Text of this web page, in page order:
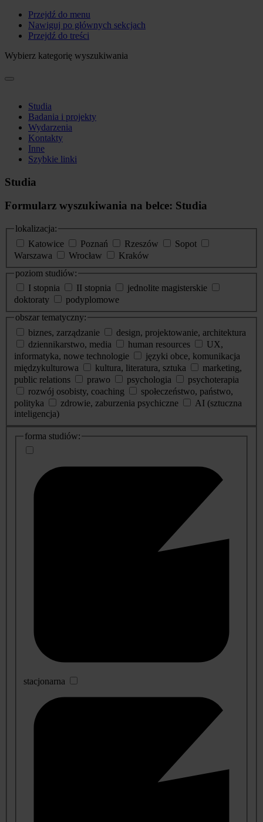
Przejdź do menu
Nawiguj po głównych sekcjach
Przejdź do treści
Wybierz kategorię wyszukiwania
Studia
Badania i projekty
Wydarzenia
Kontakty
Inne
Szybkie linki
Studia
Formularz wyszukiwania na belce: Studia
lokalizacja:
Katowice
Poznań Rzeszów
Sopot
Warszawa
Wrocław
Kraków
poziom studiów:
I stopnia
II stopnia
jednolite magisterskie
doktoraty
podyplomowe
obszar tematyczny:
biznes, zarządzanie
design, projektowanie, architektura
dziennikarstwo, media
human resources
UX,
informatyka, nowe technologie
języki obce, komunikacja
międzykulturowa
kultura, literatura, sztuka
marketing,
public relations
prawo psychologia
psychoterapia
rozwój osobisty, coaching
społeczeństwo, państwo,
polityka
zdrowie, zaburzenia psychiczne
AI (sztuczna
inteligencja)
dodatkowe
informacje
forma studiów:
stacjonarna